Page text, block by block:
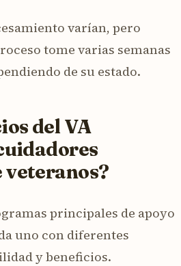
varían, pero
tome varias semanas
de su estado.
del VA
principales de apoyo
uno con diferentes
y beneficios.